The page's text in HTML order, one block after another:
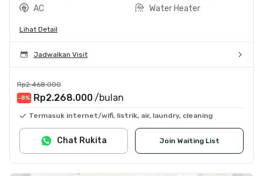
AC
Water Heater
Lihat Detail
Jadwalkan Visit
Rp2.468.000
-8% Rp2.268.000 /bulan
Termasuk internet/wifi, listrik, air, laundry, cleaning
Join Waiting List
Chat Rukita